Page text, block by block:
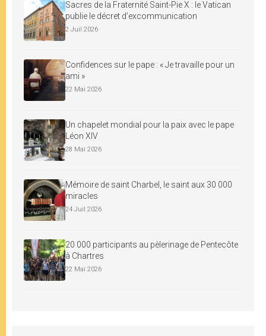
Sacres de la Fraternité Saint-Pie X : le Vatican
publie le décret d’excommunication
2 Juil 2026
Confidences sur le pape : « Je travaille pour un
ami »
22 Mai 2026
Un chapelet mondial pour la paix avec le pape
Léon XIV
28 Mai 2026
Mémoire de saint Charbel, le saint aux 30 000
miracles
24 Juil 2026
20 000 participants au pèlerinage de Pentecôte
à Chartres
22 Mai 2026